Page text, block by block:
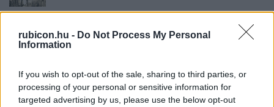
rubicon.hu - Do Not Process My Personal
Information
If you wish to opt-out of the sale, sharing to third parties, or
processing of your personal or sensitive information for
targeted advertising by us, please use the below opt-out
Fiziker Róbert
Fiziker Róbert